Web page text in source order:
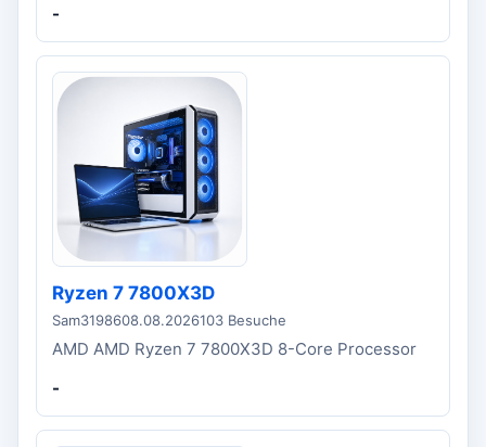
-
Ryzen 7 7800X3D
Sam3198608.08.2026103 Besuche
AMD AMD Ryzen 7 7800X3D 8-Core Processor
-